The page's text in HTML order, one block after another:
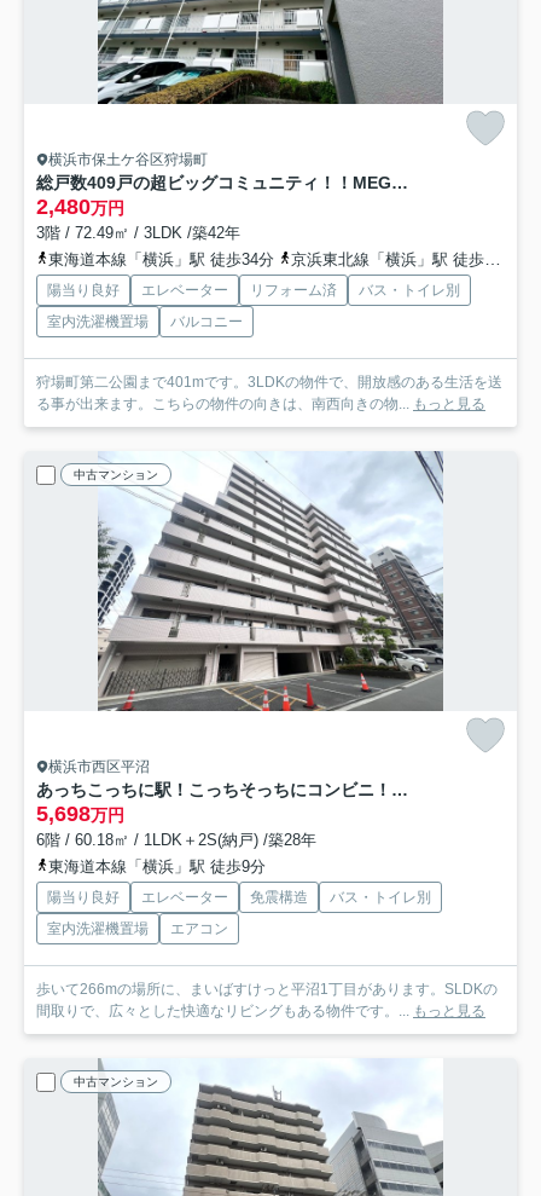
横浜市保土ケ谷区狩場町
総戸数409戸の超ビッグコミュニティ！！MEGAドンキがすぐそこで便利すぎ！！何も買わなくても、暇ならドンキへぜひどうぞ！！な、【コープ保土ヶ谷Ｄ棟】
2,480万円
3階 / 72.49㎡ / 3LDK /築42年
東海道本線「横浜」駅 徒歩34分
京浜東北線「横浜」駅 徒歩36分
陽当り良好 エレベーター リフォーム済
バス・トイレ別
室内洗濯機置場
バルコニー
狩場町第二公園まで401mです。3LDKの物件で、開放感のある生活を送
る事が出来ます。こちらの物件の向きは、南西向きの物...
もっと見る
中古マンション
横浜市西区平沼
あっちこっちに駅！こっちそっちにコンビニ！しかも平坦！一人暮らし？ファミリー住まい？どっちにしても超便利な最強立地！な、【ピュアシティ横浜6】リノベーション
5,698万円
6階 / 60.18㎡ / 1LDK＋2S(納戸) /築28年
東海道本線「横浜」駅 徒歩9分
陽当り良好 エレベーター 免震構造
バス・トイレ別
室内洗濯機置場
エアコン
歩いて266mの場所に、まいばすけっと平沼1丁目があります。SLDKの
間取りで、広々とした快適なリビングもある物件です。...
もっと見る
中古マンション